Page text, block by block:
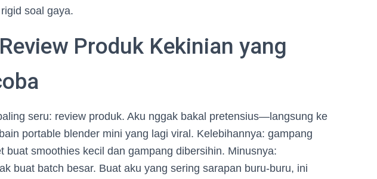
soal gaya.
Produk Kekinian yang
seru: review produk. Aku nggak bakal pretensius—langsung ke
portable blender mini yang lagi viral. Kelebihannya: gampang
buat smoothies kecil dan gampang dibersihin. Minusnya:
buat batch besar. Buat aku yang sering sarapan buru-buru, ini